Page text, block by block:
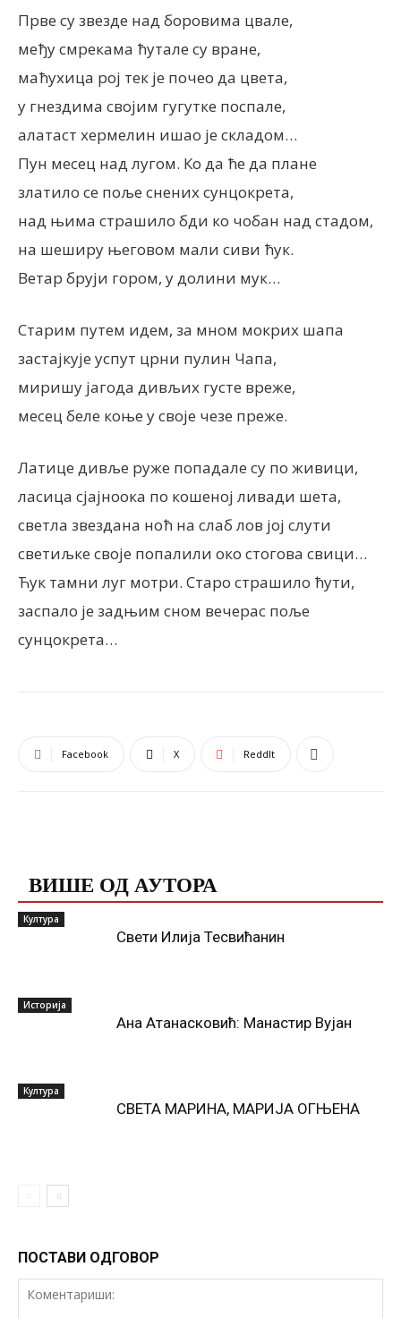
Прве су звезде над боровима цвале,
међу смрекама ћутале су вране,
маћухица рој тек је почео да цвета,
у гнездима својим гугутке поспале,
алатаст хермелин ишао је складом…
Пун месец над лугом. Ко да ће да плане
златило се поље снених сунцокрета,
над њима страшило бди ко чобан над стадом,
на шеширу његовом мали сиви ћук.
Ветар бруји гором, у долини мук…
Старим путем идем, за мном мокрих шапа
застајкује успут црни пулин Чапа,
миришу јагода дивљих густе вреже,
месец беле коње у своје чезе преже.
Латице дивље руже попадале су по живици,
ласица сјајноока по кошеној ливади шета,
светла звездана ноћ на слаб лов јој слути
светиљке своје попалили око стогова свици…
Ћук тамни луг мотри. Старо страшило ћути,
заспало је задњим сном вечерас поље
сунцокрета…
Facebook X ReddIt
ВИШЕ ОД АУТОРА
Култура
Свети Илија Тесвићанин
Историја
Ана Атанасковић: Манастир Вујан
Култура
СВЕТА МАРИНА, МАРИЈА ОГЊЕНА
ПОСТАВИ ОДГОВОР